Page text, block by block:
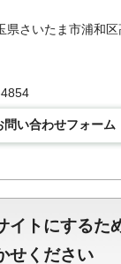
県さいたま市浦和
問い合わせフォーム
イトにするた
せください